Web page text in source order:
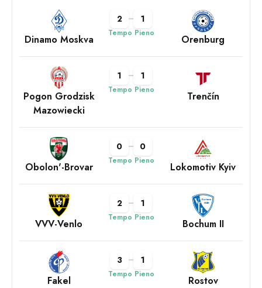
Dinamo Moskva
2 1
Tempo Pieno Orenburg
Pogon Grodzisk
Mazowiecki
1 1
Tempo Pieno Trenčín
Obolon'-Brovar
0 0
Tempo Pieno Lokomotiv Kyiv
VVV-Venlo
2 1
Tempo Pieno Bochum II
Fakel
3 1
Tempo Pieno Rostov